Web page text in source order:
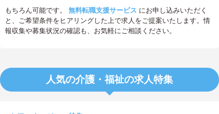
もちろん可能です。 無料転職支援サービス にお申し込みいただく
と、ご希望条件をヒアリングした上で求人をご提案いたします。情
報収集や募集状況の確認も、お気軽にご相談ください。
人気の介護・福祉の求人特集